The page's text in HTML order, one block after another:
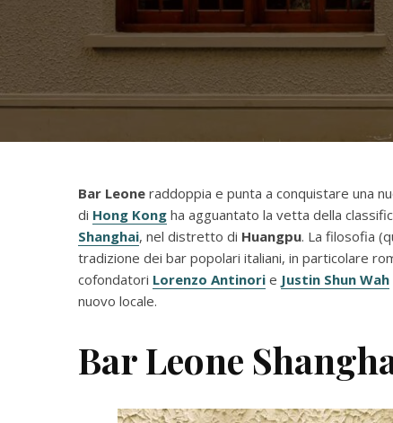
Bar Leone raddoppia e punta a conquistare una
di Hong Kong ha agguantato la vetta della
Shanghai, nel distretto di Huangpu. La filosofia
tradizione dei bar popolari italiani, in particolare
cofondatori Lorenzo Antinori e Justin Shun Wah
nuovo locale.
Bar Leone